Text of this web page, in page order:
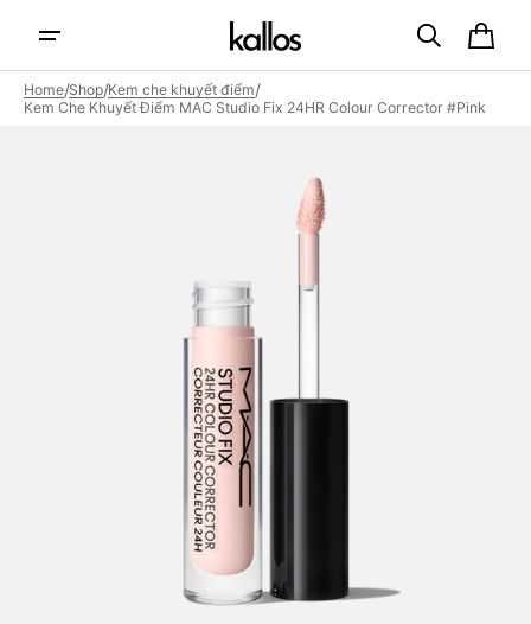
content
Cart
Open
Home/Shop/Kem che khuyết điểm/
Kem Che Khuyết Điểm MAC Studio Fix 24HR Colour Corrector #Pink